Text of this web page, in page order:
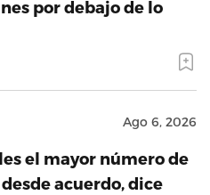
por debajo de lo
Ago 6, 2026
el mayor número de
acuerdo, dice